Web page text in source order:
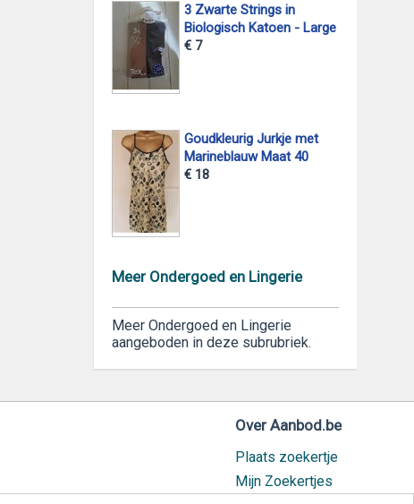
3 Zwarte Strings in
Biologisch Katoen - Large
€ 7
Goudkleurig Jurkje met
Marineblauw Maat 40
€ 18
Meer Ondergoed en Lingerie
Meer Ondergoed en Lingerie
aangeboden in deze subrubriek.
Over Aanbod.be
Plaats zoekertje
Mijn Zoekertjes